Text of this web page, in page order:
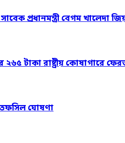
প্রধানমন্ত্রী বেগম খালেদা
টাকা রাষ্ট্রীয় কোষাগারে
তফসিল ঘোষণা